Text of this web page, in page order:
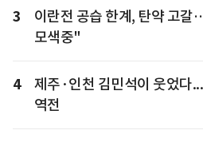
3
이란전 공습 한계, 탄약 고
모색중"
4
제주·인천 김민석이 웃었다
역전